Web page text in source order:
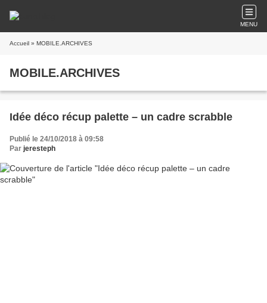
MENU
Accueil » MOBILE.ARCHIVES
MOBILE.ARCHIVES
Idée déco récup palette – un cadre scrabble
Publié le 24/10/2018 à 09:58
Par jeresteph